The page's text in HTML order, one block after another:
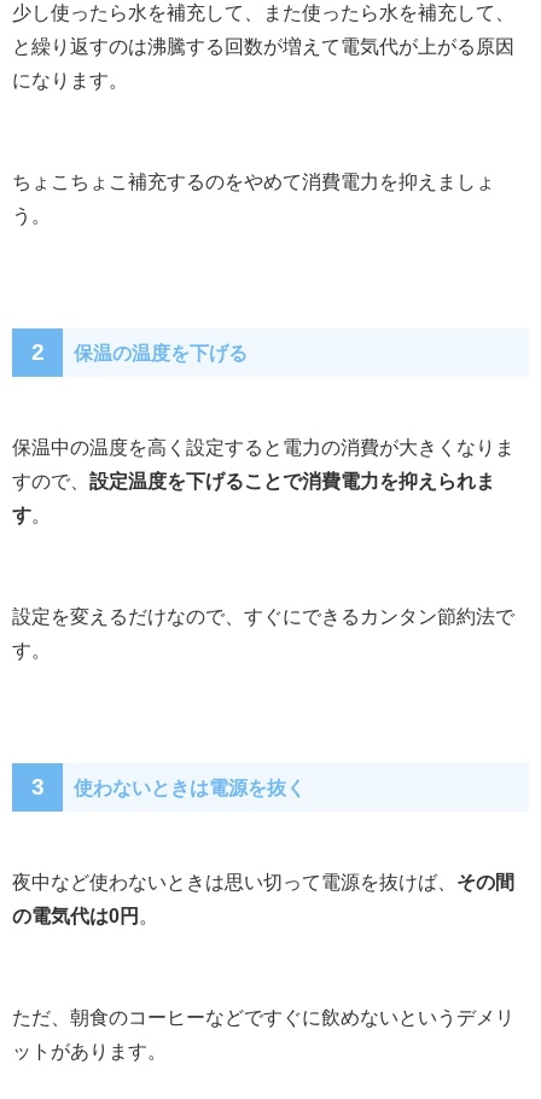
少し使ったら水を補充して、また使ったら水を補充して、
と繰り返すのは沸騰する回数が増えて電気代が上がる原因
になります。
ちょこちょこ補充するのをやめて消費電力を抑えましょ
う。
2 保温の温度を下げる
保温中の温度を高く設定すると電力の消費が大きくなりま
すので、 設定温度を下げることで消費電力を抑えられま
す
設定を変えるだけなので、すぐにできるカンタン節約法で
す。
3 使わないときは電源を抜く
夜中など使わないときは思い切って電源を抜けば、 その間
の電気代は0円
ただ、朝食のコーヒーなどですぐに飲めないというデメリ
ットがあります。